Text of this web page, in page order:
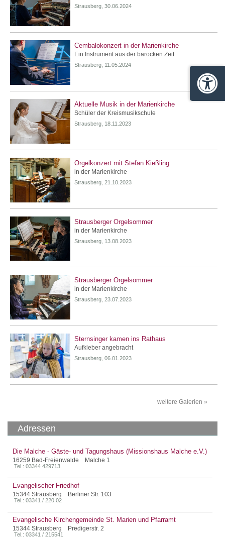
Strausberg, 30.06.2024
Cembalokonzert in der Marienkirche
Ein Instrument aus der barocken Zeit
Strausberg, 11.05.2024
Aktuelle Musik in der Marienkirche
Schüler der Kreismusikschule
Strausberg, 18.11.2023
Orgelkonzert mit Stefan Kießling
in der Marienkirche
Strausberg, 21.10.2023
Strausberger Orgelsommer
in der Marienkirche
Strausberg, 13.08.2023
Strausberger Orgelsommer
in der Marienkirche
Strausberg, 23.07.2023
Sternsinger kamen ins Rathaus
Aufkleber angebracht
Strausberg, 06.01.2023
weitere Galerien »
Adressen
Die Malche - Gäste- und Tagungshaus (Missionshaus Malche e.V.)
16259 Bad-Freienwalde Malche 1
Tel.: 03344 429713
Evangelischer Friedhof
15344 Strausberg Berliner Str. 103
Tel.: 03341 / 220 02
Evangelische Kirchengemeinde St. Marien und Pfarramt
15344 Strausberg Predigerstr. 2
Tel.: 03341 / 215541